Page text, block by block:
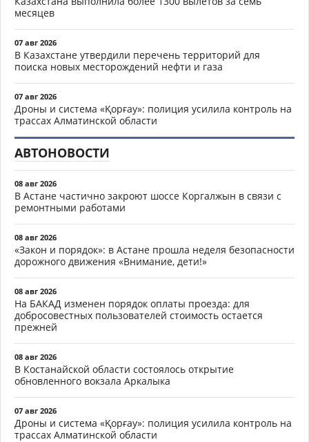
месяцев
07 авг 2026
В Казахстане утвердили перечень территорий для
поиска новых месторождений нефти и газа
07 авг 2026
Дроны и система «Қорғау»: полиция усилила контроль на
трассах Алматинской области
АВТОНОВОСТИ
08 авг 2026
В Астане частично закроют шоссе Коргалжын в связи с
ремонтными работами
08 авг 2026
«Закон и порядок»: в Астане прошла неделя безопасности
дорожного движения «Внимание, дети!»
08 авг 2026
На БАКАД изменен порядок оплаты проезда: для
добросовестных пользователей стоимость остается
прежней
08 авг 2026
В Костанайской области состоялось открытие
обновленного вокзала Аркалыка
07 авг 2026
Дроны и система «Қорғау»: полиция усилила контроль на
трассах Алматинской области